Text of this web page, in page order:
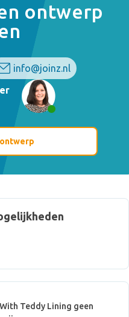
ontwerp
info@joinz.nl
Teddy Lining geen